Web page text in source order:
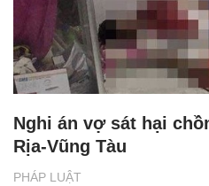
PHÁP LUẬT
Nghi án vợ sát hại
Rịa-Vũng Tàu